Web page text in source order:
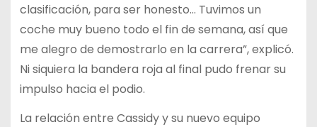
clasificación, para ser honesto… Tuvimos un
coche muy bueno todo el fin de semana, así que
me alegro de demostrarlo en la carrera”, explicó.
Ni siquiera la bandera roja al final pudo frenar su
impulso hacia el podio.
La relación entre Cassidy y su nuevo equipo